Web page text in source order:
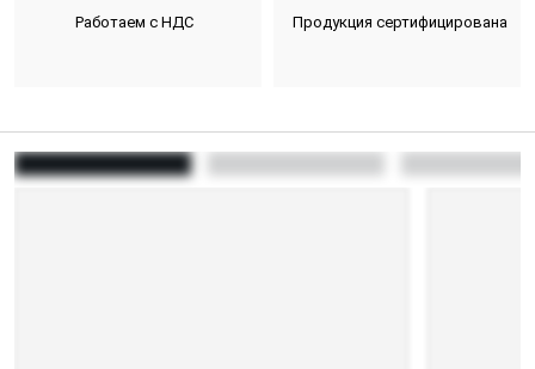
Работаем с НДС Продукция сертифицирована